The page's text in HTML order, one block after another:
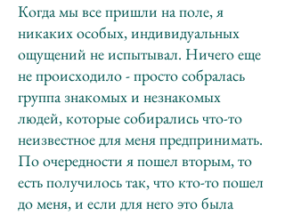
Когда мы все пришли на поле, я
никаких особых, индивидуальных
ощущений не испытывал. Ничего еще
не происходило - просто собралась
группа знакомых и незнакомых
людей, которые собирались что-то
неизвестное для меня предпринимать.
По очередности я пошел вторым, то
есть получилось так, что кто-то пошел
до меня, и если для него это была